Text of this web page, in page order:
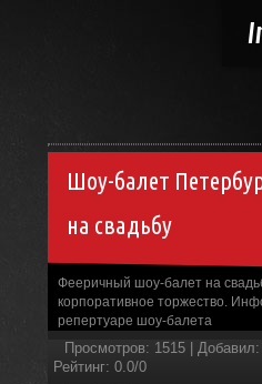
Шоу-балет
на свадьбу
Фееричный шоу-балет на
корпоративное торжество.
репертуаре шоу-балета
Просмотров: 1515| Добавил:
Рейтинг: 0.0/0